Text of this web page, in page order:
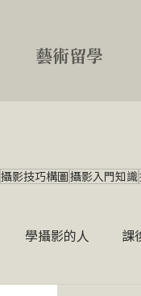
藝術留學
攝影技巧構圖攝影入門知識
學攝影的人 課